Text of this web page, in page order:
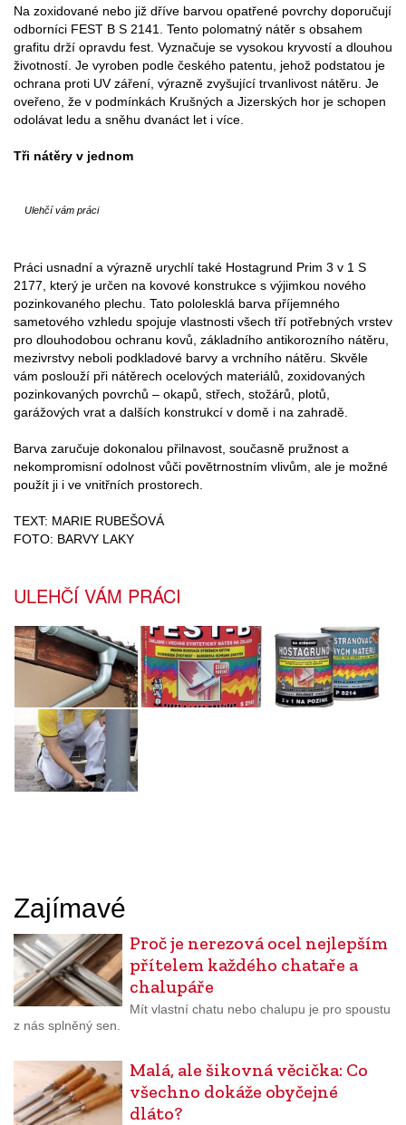
Na zoxidované nebo již dříve barvou opatřené povrchy doporučují
odborníci FEST B S 2141. Tento polomatný nátěr s obsahem
grafitu drží opravdu fest. Vyznačuje se vysokou kryvostí a dlouhou
životností. Je vyroben podle českého patentu, jehož podstatou je
ochrana proti UV záření, výrazně zvyšující trvanlivost nátěru. Je
oveřeno, že v podmínkách Krušných a Jizerských hor je schopen
odolávat ledu a sněhu dvanáct let i více.
Tři nátěry v jednom
Ulehčí vám práci
Práci usnadní a výrazně urychlí také Hostagrund Prim 3 v 1 S
2177, který je určen na kovové konstrukce s výjimkou nového
pozinkovaného plechu. Tato pololesklá barva příjemného
sametového vzhledu spojuje vlastnosti všech tří potřebných vrstev
pro dlouhodobou ochranu kovů, základního antikorozního nátěru,
mezivrstvy neboli podkladové barvy a vrchního nátěru. Skvěle
vám poslouží při nátěrech ocelových materiálů, zoxidovaných
pozinkovaných povrchů – okapů, střech, stožárů, plotů,
garážových vrat a dalších konstrukcí v domě i na zahradě.
Barva zaručuje dokonalou přilnavost, současně pružnost a
nekompromisní odolnost vůči povětrnostním vlivům, ale je možné
použít ji i ve vnitřních prostorech.
TEXT: MARIE RUBEŠOVÁ
FOTO: BARVY LAKY
ULEHČÍ VÁM PRÁCI
Zajímavé
Proč je nerezová ocel nejlepším
přítelem každého chataře a
chalupáře
Mít vlastní chatu nebo chalupu je pro spoustu
z nás splněný sen.
Malá, ale šikovná věcička: Co
všechno dokáže obyčejné
dláto?